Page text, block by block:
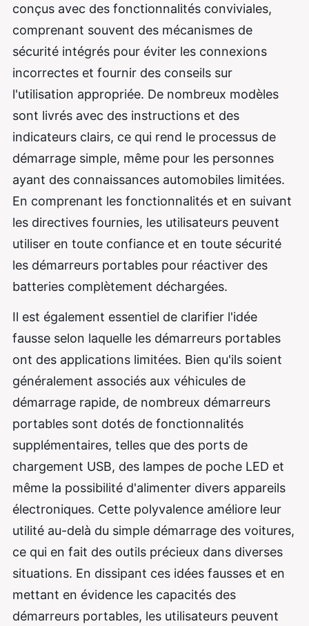
conçus avec des fonctionnalités conviviales,
comprenant souvent des mécanismes de
sécurité intégrés pour éviter les connexions
incorrectes et fournir des conseils sur
l'utilisation appropriée. De nombreux modèles
sont livrés avec des instructions et des
indicateurs clairs, ce qui rend le processus de
démarrage simple, même pour les personnes
ayant des connaissances automobiles limitées.
En comprenant les fonctionnalités et en suivant
les directives fournies, les utilisateurs peuvent
utiliser en toute confiance et en toute sécurité
les démarreurs portables pour réactiver des
batteries complètement déchargées.
Il est également essentiel de clarifier l'idée
fausse selon laquelle les démarreurs portables
ont des applications limitées. Bien qu'ils soient
généralement associés aux véhicules de
démarrage rapide, de nombreux démarreurs
portables sont dotés de fonctionnalités
supplémentaires, telles que des ports de
chargement USB, des lampes de poche LED et
même la possibilité d'alimenter divers appareils
électroniques. Cette polyvalence améliore leur
utilité au-delà du simple démarrage des voitures,
ce qui en fait des outils précieux dans diverses
situations. En dissipant ces idées fausses et en
mettant en évidence les capacités des
démarreurs portables, les utilisateurs peuvent